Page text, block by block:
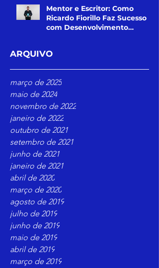
Mentor e Escritor: Como
Ricardo Fiorillo Faz Sucesso
com Desenvolvimento
ARQUIVO
março de 2025
maio de 2024
novembro de 2022
janeiro de 2022
outubro de 2021
setembro de 2021
junho de 2021
janeiro de 2021
abril de 2020
março de 2020
agosto de 2019
julho de 2019
junho de 2019
maio de 2019
abril de 2019
março de 2019